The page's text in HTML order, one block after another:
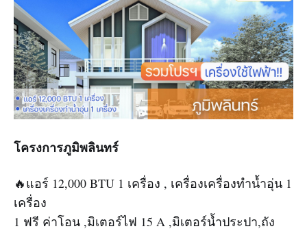
โครงการภูมิพลินทร์
🔥แอร์ 12,000 BTU 1 เครื่อง , เครื่องเครื่องทำน้ำอุ่น 1
เครื่อง
1 ฟรี ค่าโอน ,มิเตอร์ไฟ 15 A ,มิเตอร์น้ำประปา,ถัง